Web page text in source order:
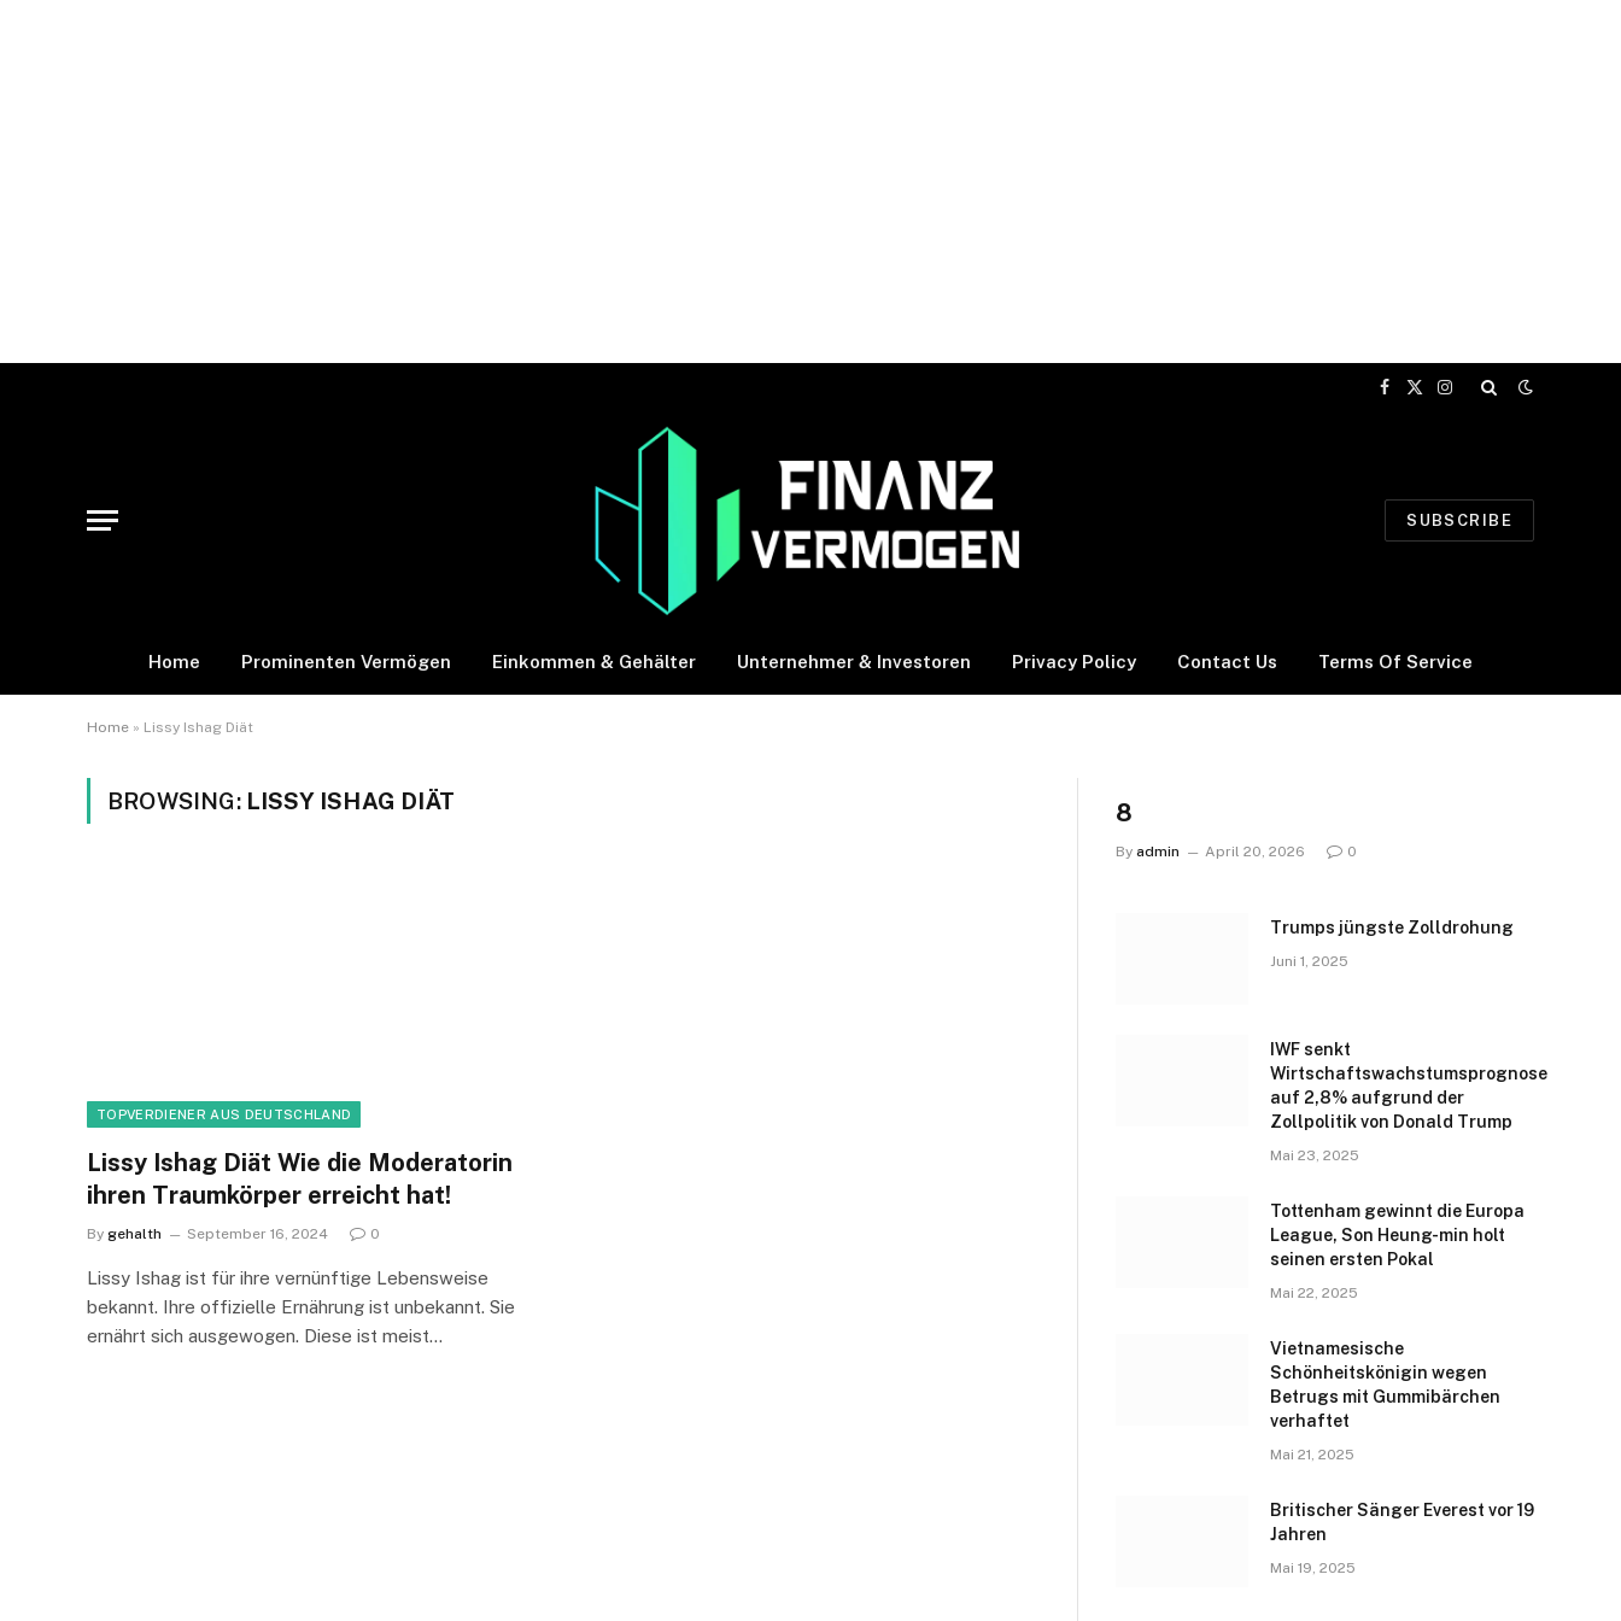
Facebook
X
Instagram
SUBSCRIBE
Home Prominenten Vermögen Einkommen & Gehälter Unternehmer & Investoren Privacy Policy Contact Us Terms Of Service
Home » Lissy Ishag Diät
BROWSING: LISSY ISHAG DIÄT
TOPVERDIENER AUS DEUTSCHLAND
Lissy Ishag Diät Wie die Moderatorin
ihren Traumkörper erreicht hat!
By gehalth September 16, 2024 0
Lissy Ishag ist für ihre vernünftige Lebensweise
bekannt. Ihre offizielle Ernährung ist unbekannt. Sie
ernährt sich ausgewogen. Diese ist meist…
8
By admin April 20, 2026 0
Trumps jüngste Zolldrohung
Juni 1, 2025
IWF senkt
Wirtschaftswachstumsprognose
auf 2,8% aufgrund der
Zollpolitik von Donald Trump
Mai 23, 2025
Tottenham gewinnt die Europa
League, Son Heung-min holt
seinen ersten Pokal
Mai 22, 2025
Vietnamesische
Schönheitskönigin wegen
Betrugs mit Gummibärchen
verhaftet
Mai 21, 2025
Britischer Sänger Everest vor 19
Jahren
Mai 19, 2025